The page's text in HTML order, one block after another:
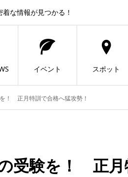
な情報が見つかる！
イベント スポット
！ 正月特訓で合格へ猛攻勢！
受験を！ 正月